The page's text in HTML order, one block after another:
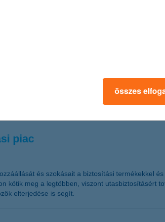
a telephely-fejlesztési pályázat kitöltő
alföldi és észak-magyarországi régió esetében
piac
és szokásait a biztosítási termékekkel
kötik meg a legtöbben, viszont utasbiztosításért
elterjedése is segít.
összes